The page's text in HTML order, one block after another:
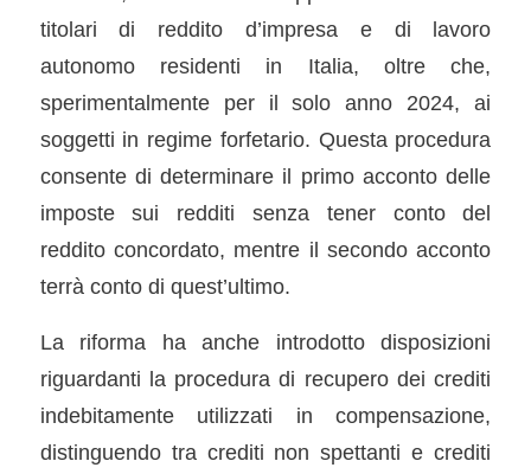
titolari di reddito d’impresa e di lavoro
autonomo residenti in Italia, oltre che,
sperimentalmente per il solo anno 2024, ai
soggetti in regime forfetario. Questa procedura
consente di determinare il primo acconto delle
imposte sui redditi senza tener conto del
reddito concordato, mentre il secondo acconto
terrà conto di quest’ultimo.
La riforma ha anche introdotto disposizioni
riguardanti la procedura di recupero dei crediti
indebitamente utilizzati in compensazione,
distinguendo tra crediti non spettanti e crediti